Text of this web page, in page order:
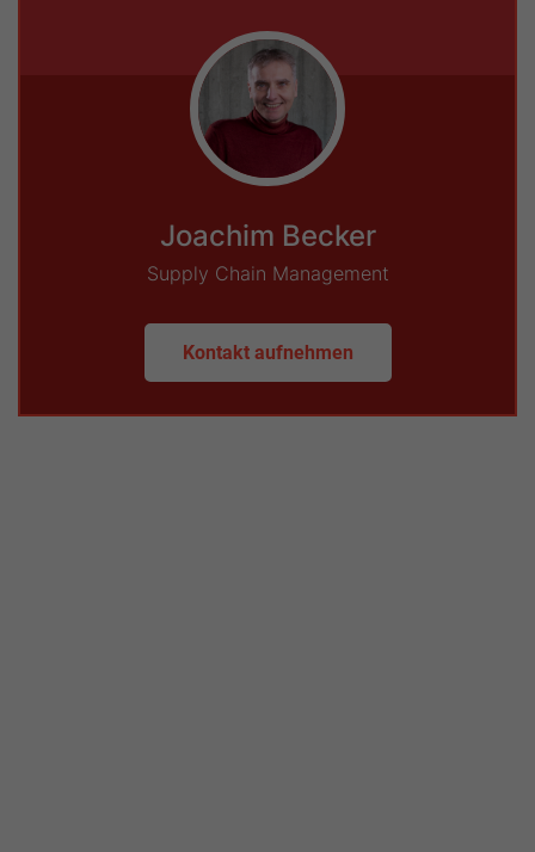
Joachim Becker
Supply Chain Management
Kontakt aufnehmen